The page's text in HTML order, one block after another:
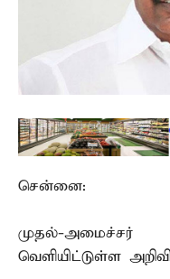
சென்னை:
முதல்-
வெளியிட்டுள்ள